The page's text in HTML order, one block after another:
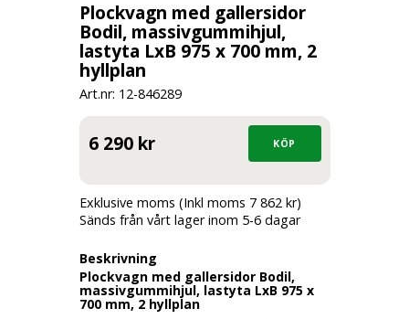
Plockvagn med gallersidor
Bodil, massivgummihjul,
lastyta LxB 975 x 700 mm, 2
hyllplan
Art.nr: 12-846289
6 290 kr
Exklusive moms (Inkl moms 7 862 kr)
Sänds från vårt lager inom 5-6 dagar
Beskrivning
Plockvagn med gallersidor Bodil,
massivgummihjul, lastyta LxB 975 x
700 mm, 2 hyllplan